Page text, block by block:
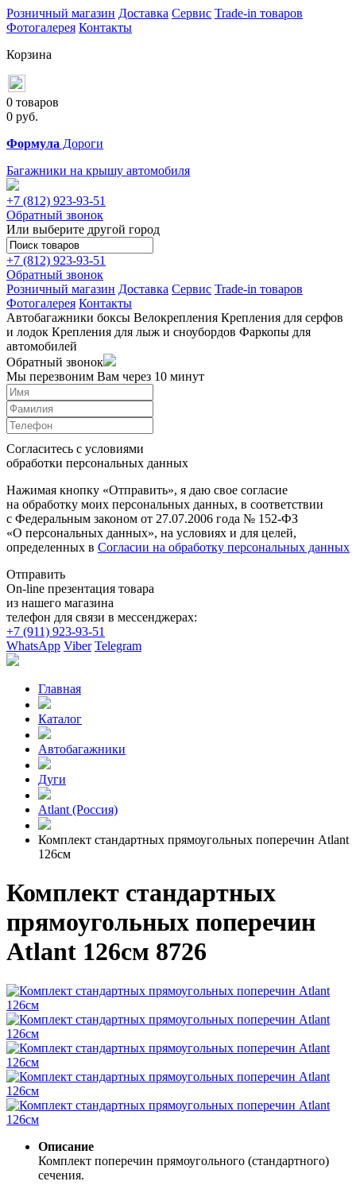
Розничный магазин Доставка Сервис Trade-in товаров
Фотогалерея Контакты
Корзина
0 товаров
0 руб.
Формула Дороги
Багажники на крышу автомобиля
+7 (812) 923-93-51
Обратный звонок
Или выберите другой город
+7 (812) 923-93-51
Обратный звонок
Розничный магазин Доставка Сервис Trade-in товаров
Фотогалерея Контакты
Автобагажники боксы Велокрепления Крепления для серфов
и лодок Крепления для лыж и сноубордов Фаркопы для
автомобилей
Обратный звонок
Мы перезвоним Вам через 10 минут
Согласитесь с условиями
обработки персональных данных
Нажимая кнопку «Отправить», я даю свое согласие
на обработку моих персональных данных, в соответствии
с Федеральным законом от 27.07.2006 года № 152-ФЗ
«О персональных данных», на условиях и для целей,
определенных в Согласии на обработку персональных данных
Отправить
On-line презентация товара
из нашего магазина
телефон для связи в мессенджерах:
+7 (911) 923-93-51
WhatsApp Viber Telegram
Главная
Каталог
Автобагажники
Дуги
Atlant (Россия)
Комплект стандартных прямоугольных поперечин Atlant
126см
Комплект стандартных
прямоугольных поперечин
Atlant 126см 8726
Описание
Комплект поперечин прямоугольного (стандартного)
сечения.